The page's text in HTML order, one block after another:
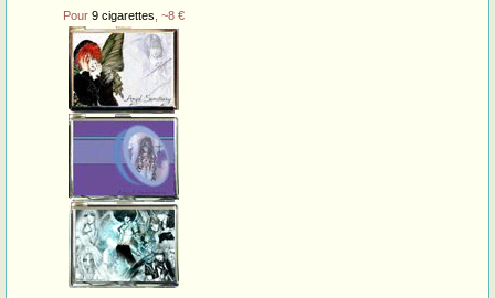
Pour 9 cigarettes , ~8 €